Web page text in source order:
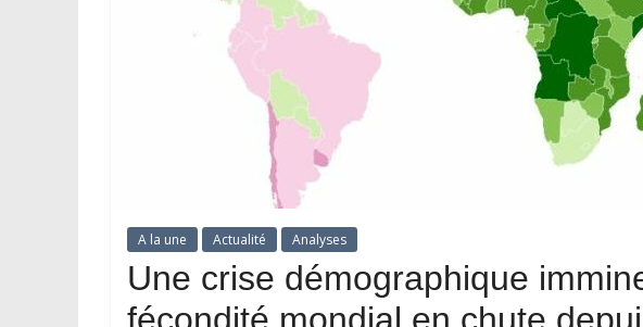
A la une Actualité Analyses
Une crise démographique